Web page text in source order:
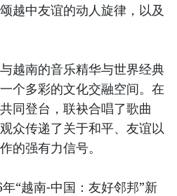
越中友谊的动人旋律，以及
越南的音乐精华与世界经典
个多彩的文化交融空间。在
同登台，联袂合唱了歌曲
众传递了关于和平、友谊以
的强有力信号。
“越南-中国：友好邻邦”新